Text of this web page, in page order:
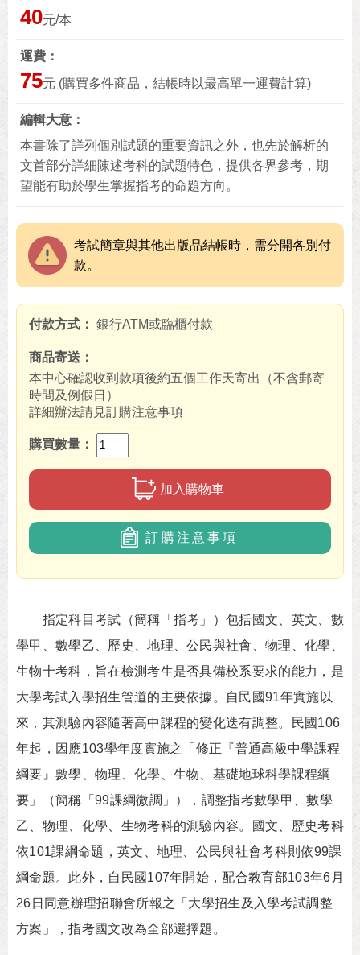
40元/本
運費
75元 (購買多件商品，結帳時以最高單一運費計算)
編輯大意
本書除了詳列個別試題的重要資訊之外，也先於解析的
文首部分詳細陳述考科的試題特色，提供各界參考，期
望能有助於學生掌握指考的命題方向。
考試簡章與其他出版品結帳時，需分開各別付
款。
付款方式 銀行ATM或臨櫃付款
商品寄送
本中心確認收到款項後約五個工作天寄出（不含郵寄
時間及例假日）
詳細辦法請見訂購注意事項
購買數量
加入購物車
訂購注意事項
指定科目考試（簡稱「指考」）包括國文、英文、數
學甲、數學乙、歷史、地理、公民與社會、物理、化學、
生物十考科，旨在檢測考生是否具備校系要求的能力，是
大學考試入學招生管道的主要依據。自民國91年實施以
來，其測驗內容隨著高中課程的變化迭有調整。民國106
年起，因應103學年度實施之「修正『普通高級中學課程
綱要』數學、物理、化學、生物、基礎地球科學課程綱
要」（簡稱「99課綱微調」），調整指考數學甲、數學
乙、物理、化學、生物考科的測驗內容。國文、歷史考科
依101課綱命題，英文、地理、公民與社會考科則依99課
綱命題。此外，自民國107年開始，配合教育部103年6月
26日同意辦理招聯會所報之「大學招生及入學考試調整
方案」，指考國文改為全部選擇題。